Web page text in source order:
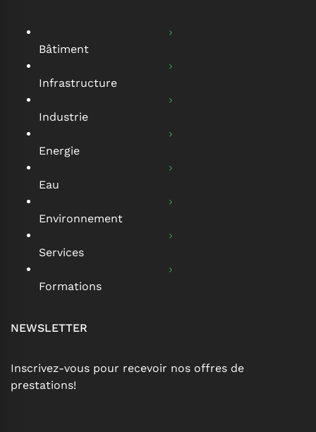
Bâtiment
Infrastructure
Industrie
Energie
Eau
Environnement
Services
Formations
NEWSLETTER
Inscrivez-vous pour recevoir nos offres de
prestations!